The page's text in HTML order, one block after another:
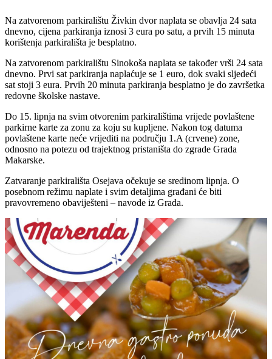
Na zatvorenom parkiralištu Živkin dvor naplata se obavlja 24 sata
dnevno, cijena parkiranja iznosi 3 eura po satu, a prvih 15 minuta
korištenja parkirališta je besplatno.
Na zatvorenom parkiralištu Sinokoša naplata se također vrši 24 sata
dnevno. Prvi sat parkiranja naplaćuje se 1 euro, dok svaki sljedeći
sat stoji 3 eura. Prvih 20 minuta parkiranja besplatno je do završetka
redovne školske nastave.
Do 15. lipnja na svim otvorenim parkiralištima vrijede povlaštene
parkirne karte za zonu za koju su kupljene. Nakon tog datuma
povlaštene karte neće vrijediti na području 1.A (crvene) zone,
odnosno na potezu od trajektnog pristaništa do zgrade Grada
Makarske.
Zatvaranje parkirališta Osejava očekuje se sredinom lipnja. O
posebnom režimu naplate i svim detaljima građani će biti
pravovremeno obaviješteni – navode iz Grada.